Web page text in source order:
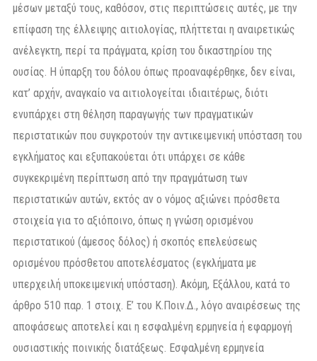
μέσων μεταξύ τους, καθόσον, στις περιπτώσεις αυτές, με την
επίφαση της έλλειψης αιτιολογίας, πλήττεται η αναιρετικώς
ανέλεγκτη, περί τα πράγματα, κρίση του δικαστηρίου της
ουσίας. Η ύπαρξη του δόλου όπως προαναφέρθηκε, δεν είναι,
κατ’ αρχήν, αναγκαίο να αιτιολογείται ιδιαιτέρως, διότι
ενυπάρχει στη θέληση παραγωγής των πραγματικών
περιστατικών που συγκροτούν την αντικειμενική υπόσταση του
εγκλήματος και εξυπακούεται ότι υπάρχει σε κάθε
συγκεκριμένη περίπτωση από την πραγμάτωση των
περιστατικών αυτών, εκτός αν ο νόμος αξιώνει πρόσθετα
στοιχεία για το αξιόποινο, όπως η γνώση ορισμένου
περιστατικού (άμεσος δόλος) ή σκοπός επελεύσεως
ορισμένου πρόσθετου αποτελέσματος (εγκλήματα με
υπερχειλή υποκειμενική υπόσταση). Ακόμη, Εξάλλου, κατά το
άρθρο 510 παρ. 1 στοιχ. Ε’ του Κ.Ποιν.Δ., λόγο αναιρέσεως της
αποφάσεως αποτελεί και η εσφαλμένη ερμηνεία ή εφαρμογή
ουσιαστικής ποινικής διατάξεως. Εσφαλμένη ερμηνεία